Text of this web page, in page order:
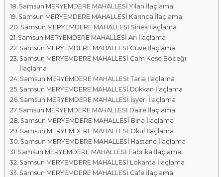
Samsun MERYEMDERE MAHALLESİ Yılan İlaçlama
Samsun MERYEMDERE MAHALLESİ Karınca İlaçlama
Samsun MERYEMDERE MAHALLESİ Sinek İlaçlama
Samsun MERYEMDERE MAHALLESİ Arı İlaçlama
Samsun MERYEMDERE MAHALLESİ Güve İlaçlama
Samsun MERYEMDERE MAHALLESİ Çam Kese Böceği
İlaçlama
Samsun MERYEMDERE MAHALLESİ Tarla İlaçlama
Samsun MERYEMDERE MAHALLESİ Dükkan İlaçlama
Samsun MERYEMDERE MAHALLESİ İşyeri İlaçlama
Samsun MERYEMDERE MAHALLESİ Daire İlaçlama
Samsun MERYEMDERE MAHALLESİ Bina İlaçlama
Samsun MERYEMDERE MAHALLESİ Okul İlaçlama
Samsun MERYEMDERE MAHALLESİ Hastane İlaçlama
Samsun MERYEMDERE MAHALLESİ Fabrika İlaçlama
Samsun MERYEMDERE MAHALLESİ Lokanta İlaçlama
Samsun MERYEMDERE MAHALLESİ Cafe İlaçlama